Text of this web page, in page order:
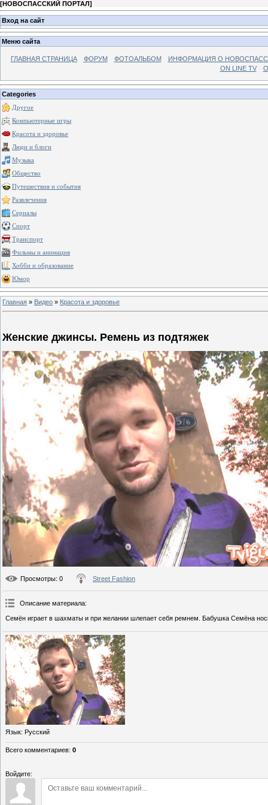
[НОВОСПАССКИЙ ПОРТАЛ]
Вход на сайт
Меню сайта
ГЛАВНАЯ СТРАНИЦА ФОРУМ ФОТОАЛЬБОМ
ИНФОРМАЦИЯ О
ON LINE TV
Categories
Другое
Компьютерные игры
Красота и здоровье
Люди и блоги
Музыка
Общество
Путешествия и события
Развлечения
Сериалы
Спорт
Транспорт
Фильмы и анимация
Хобби и образование
Юмор
Главная » Видео » Красота и здоровье
Женские джинсы. Ремень из подтяжек
Просмотры: 0 Street Fashion
Описание материала:
Семён играет в шахматы и при желании шлепает себя ремнем. Бабушка Семёна
Язык: Русский
Всего комментариев: 0
Войдите: